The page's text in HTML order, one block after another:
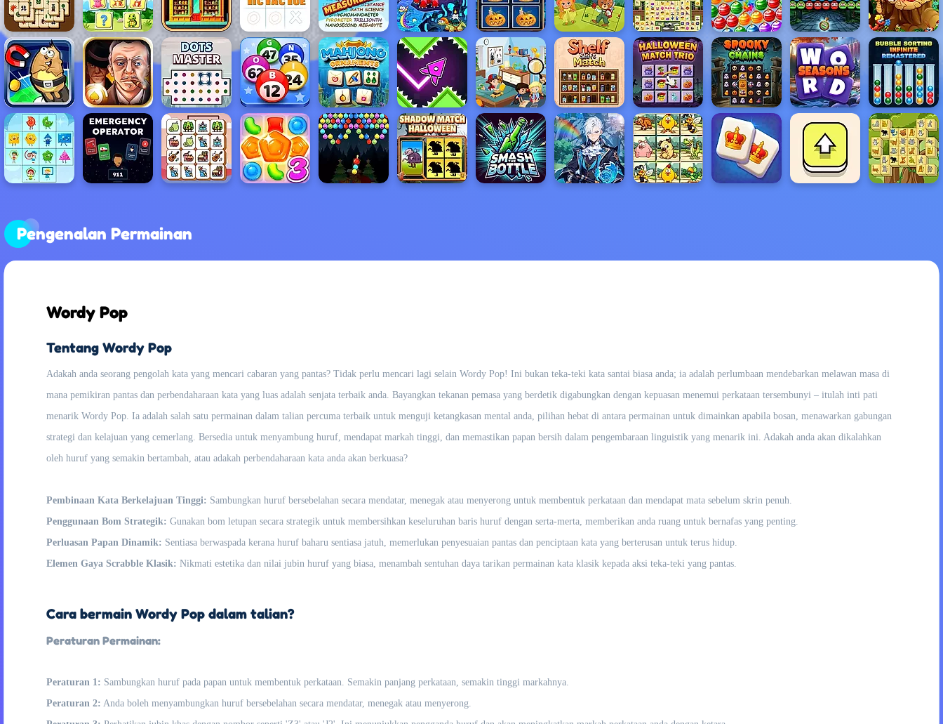
Pengenalan Permainan
Wordy Pop
Tentang Wordy Pop
Adakah anda seorang pengolah kata yang mencari cabaran yang pantas? Tidak perlu mencari lagi selain Wordy Pop! Ini bukan teka-teki kata santai biasa anda; ia adalah perlumbaan mendebarkan melawan masa di
mana pemikiran pantas dan perbendaharaan kata yang luas adalah senjata terbaik anda. Bayangkan tekanan pemasa yang berdetik digabungkan dengan kepuasan menemui perkataan tersembunyi – itulah inti pati
menarik Wordy Pop. Ia adalah salah satu permainan dalam talian percuma terbaik untuk menguji ketangkasan mental anda, pilihan hebat di antara permainan untuk dimainkan apabila bosan, menawarkan gabungan
strategi dan kelajuan yang cemerlang. Bersedia untuk menyambung huruf, mendapat markah tinggi, dan memastikan papan bersih dalam pengembaraan linguistik yang menarik ini. Adakah anda akan dikalahkan
oleh huruf yang semakin bertambah, atau adakah perbendaharaan kata anda akan berkuasa?
Pembinaan Kata Berkelajuan Tinggi: Sambungkan huruf bersebelahan secara mendatar, menegak atau menyerong untuk membentuk perkataan dan mendapat mata sebelum skrin penuh.
Penggunaan Bom Strategik: Gunakan bom letupan secara strategik untuk membersihkan keseluruhan baris huruf dengan serta-merta, memberikan anda ruang untuk bernafas yang penting.
Perluasan Papan Dinamik: Sentiasa berwaspada kerana huruf baharu sentiasa jatuh, memerlukan penyesuaian pantas dan penciptaan kata yang berterusan untuk terus hidup.
Elemen Gaya Scrabble Klasik: Nikmati estetika dan nilai jubin huruf yang biasa, menambah sentuhan daya tarikan permainan kata klasik kepada aksi teka-teki yang pantas.
Cara bermain Wordy Pop dalam talian?
Peraturan Permainan:
Peraturan 1: Sambungkan huruf pada papan untuk membentuk perkataan. Semakin panjang perkataan, semakin tinggi markahnya.
Peraturan 2: Anda boleh menyambungkan huruf bersebelahan secara mendatar, menegak atau menyerong.